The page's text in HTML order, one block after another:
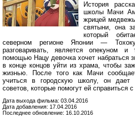
История
школы Мачи
жрицей
святыни, она
который
северном регионе Японии —
разговаривать, является опекуном
помощью Нацу девочка хочет набраться
в конце концов уйти из храма, чтобы
жизнью. После того как Мачи
учиться в городскую школу, он дает
советов, которые помогут ей справиться
Дата выхода фильма: 03.04.2016
Дата добавления: 17.04.2016
Последнее обновление: 16.10.2016